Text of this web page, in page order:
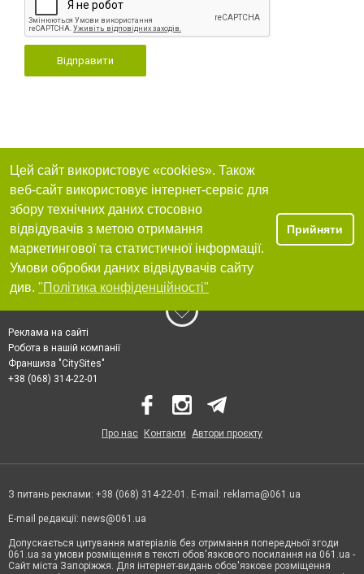
Відправити
Цей сайт використовує «cookies». Також
веб-сайт використовує інтернет-сервіс для
збору технічних даних стосовно
відвідувачів з метою отримання
маркетингової та статистичної інформації.
Умови обробки даних відвідувачів сайту
див. "Політика конфіденційності"
Прийняти
Реклама на сайті
Робота в нашій компанії
Франшиза "CitySites"
+38 (068) 314-22-01
Про нас Контакти Автори проєкту
З питань реклами: +38 (068) 314-22-01. E-mail: reklama@061.ua
E-mail редакції: news@061.ua
Допускається цитування матеріалів без отримання попередньої згоди
061.ua за умови розміщення в тексті обов'язкового посилання на 061.ua -
Сайт міста Запоріжжя. Для інтернет-видань обов'язкове розміщення